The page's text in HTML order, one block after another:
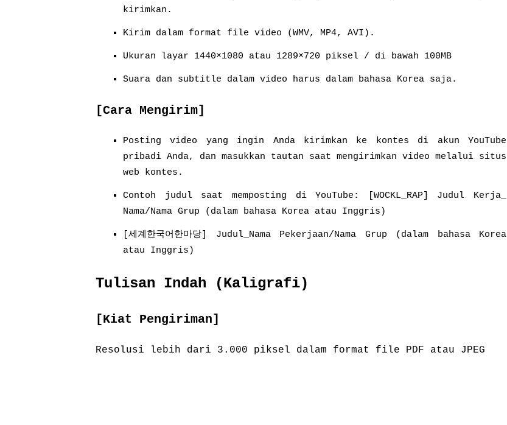
kirimkan.
Kirim dalam format file video (WMV, MP4, AVI).
Ukuran layar 1440×1080 atau 1289×720 piksel / di bawah 100MB
Suara dan subtitle dalam video harus dalam bahasa Korea saja.
[Cara Mengirim]
Posting video yang ingin Anda kirimkan ke kontes di akun YouTube
pribadi Anda, dan masukkan tautan saat mengirimkan video melalui situs
web kontes.
Contoh judul saat memposting di YouTube: [WOCKL_RAP] Judul Kerja_
Nama/Nama Grup (dalam bahasa Korea atau Inggris)
[세계한국어한마당] Judul_Nama Pekerjaan/Nama Grup (dalam bahasa Korea
atau Inggris)
Tulisan Indah (Kaligrafi)
[Kiat Pengiriman]
Resolusi lebih dari 3.000 piksel dalam format file PDF atau JPEG